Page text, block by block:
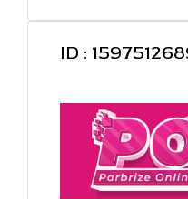
ID :